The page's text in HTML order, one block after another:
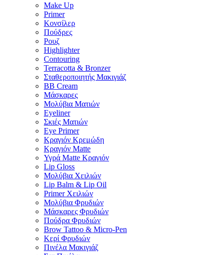
Make Up
Primer
Κονσίλερ
Πούδρες
Ρουζ
Highlighter
Contouring
Terracotta & Bronzer
Σταθεροποιητής Μακιγιάζ
BB Cream
Μάσκαρες
Μολύβια Ματιών
Eyeliner
Σκιές Ματιών
Eye Primer
Κραγιόν Κρεμώδη
Κραγιόν Matte
Υγρά Matte Κραγιόν
Lip Gloss
Μολύβια Χειλιών
Lip Balm & Lip Oil
Primer Χειλιών
Μολύβια Φρυδιών
Μάσκαρες Φρυδιών
Πούδρα Φρυδιών
Brow Tattoo & Micro-Pen
Κερί Φρυδιών
Πινέλα Μακιγιάζ